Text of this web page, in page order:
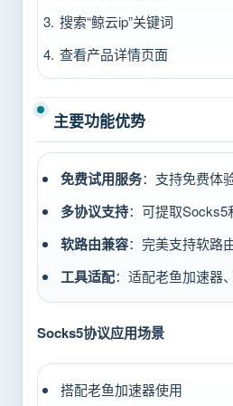
搜索“鲸云ip”关键词
查看产品详情页面
主要功能优势
免费试用服务：支持免费体
多协议支持：可提取Socks5
软路由兼容：完美支持软路
工具适配：适配老鱼加速器
Socks5协议应用场景
搭配老鱼加速器使用